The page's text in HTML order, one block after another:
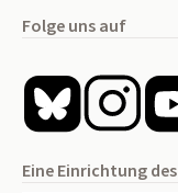
Folge uns auf
Eine Einrichtung des